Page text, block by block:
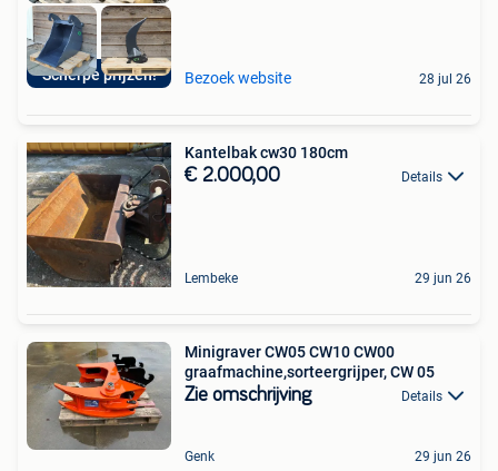
Scherpe prijzen! Bezoek website 28 jul 26
Kantelbak cw30 180cm
€ 2.000,00 Details
Lembeke 29 jun 26
Minigraver CW05 CW10 CW00
graafmachine,sorteergrijper, CW 05
Zie omschrijving Details
Genk 29 jun 26